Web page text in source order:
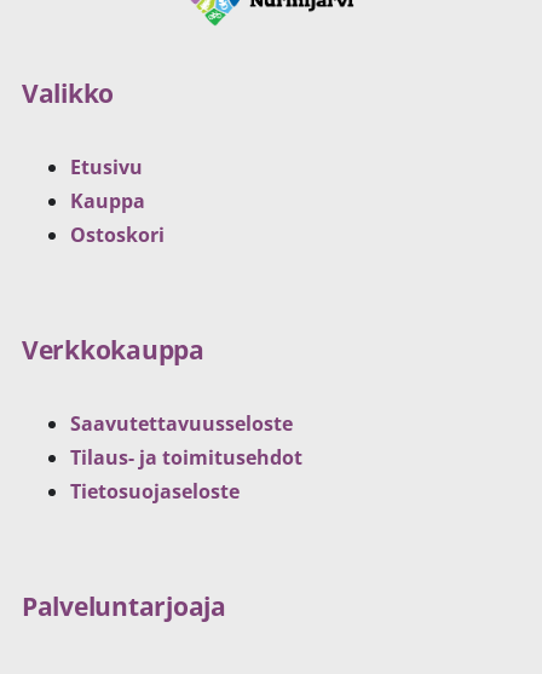
Valikko
Etusivu
Kauppa
Ostoskori
Verkkokauppa
Saavutettavuusseloste
Tilaus- ja toimitusehdot
Tietosuojaseloste
Palveluntarjoaja